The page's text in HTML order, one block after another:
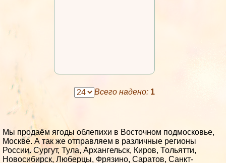
Всего надено: 1
Мы продаём ягоды облепихи в Восточном подмосковье,
Москве. А так же отправляем в различные регионы
России. Сургут, Тула, Архангельск, Киров, Тольятти,
Новосибирск, Люберцы, Фрязино, Саратов, Санкт-